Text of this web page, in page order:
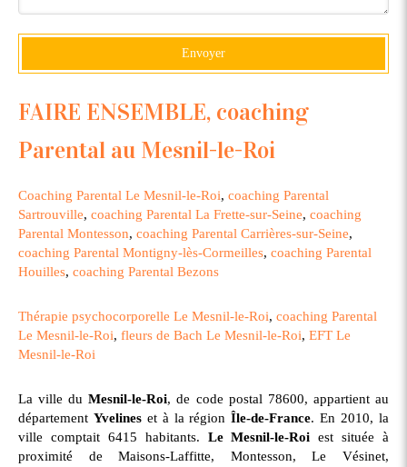
Envoyer
FAIRE ENSEMBLE, coaching
Parental au Mesnil-le-Roi
Coaching Parental Le Mesnil-le-Roi, coaching Parental
Sartrouville, coaching Parental La Frette-sur-Seine, coaching
Parental Montesson, coaching Parental Carrières-sur-Seine,
coaching Parental Montigny-lès-Cormeilles, coaching Parental
Houilles, coaching Parental Bezons
Thérapie psychocorporelle Le Mesnil-le-Roi, coaching Parental
Le Mesnil-le-Roi, fleurs de Bach Le Mesnil-le-Roi, EFT Le
Mesnil-le-Roi
La ville duMesnil-le-Roi, de code postal 78600, appartient au
département Yvelineset à la régionÎle-de-France. En 2010, la
ville comptait 6415 habitants. Le Mesnil-le-Roi est située à
proximité de Maisons-Laffitte, Montesson, Le Vésinet,